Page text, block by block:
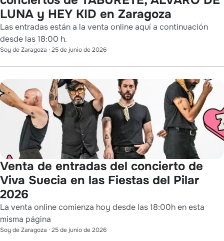
LUNA y HEY KID en Zaragoza
Las entradas están a la venta online aquí a continuación
desde las 18:00 h.
Soy de Zaragoza · 25 de junio de 2026
Venta de entradas del concierto de
Viva Suecia en las Fiestas del Pilar
2026
La venta online comienza hoy desde las 18:00h en esta
misma página
Soy de Zaragoza · 25 de junio de 2026